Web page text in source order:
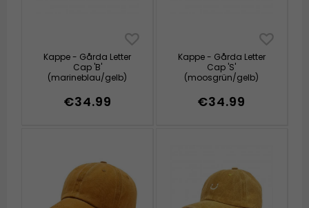
Kappe - Gårda Letter
Cap 'B'
(marineblau/gelb)
€34.99
Kappe - Gårda Letter
Cap 'S'
(moosgrün/gelb)
€34.99